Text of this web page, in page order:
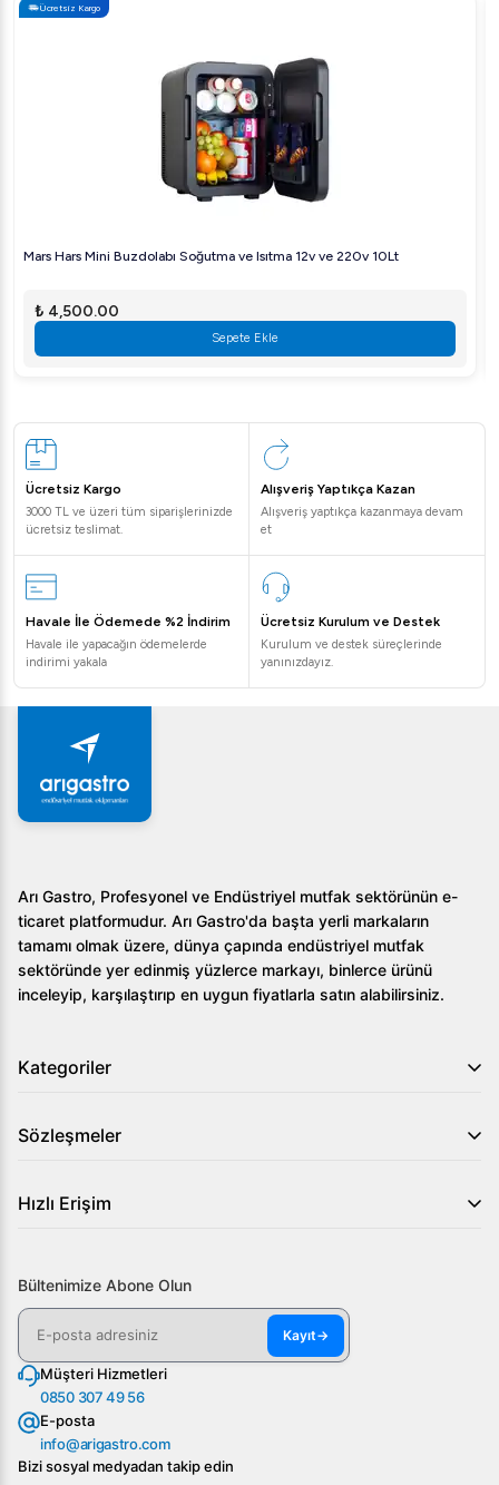
Ücretsiz Kargo
Mars Hars Mini Buzdolabı Soğutma ve Isıtma 12v ve 220v 10Lt
₺ 4,500.00
Sepete Ekle
Ücretsiz Kargo
3000 TL ve üzeri tüm siparişlerinizde
ücretsiz teslimat.
Alışveriş Yaptıkça Kazan
Alışveriş yaptıkça kazanmaya devam
et
Havale İle Ödemede %2 İndirim
Havale ile yapacağın ödemelerde
indirimi yakala
Ücretsiz Kurulum ve Destek
Kurulum ve destek süreçlerinde
yanınızdayız.
Arı Gastro, Profesyonel ve Endüstriyel mutfak sektörünün e-
ticaret platformudur. Arı Gastro'da başta yerli markaların
tamamı olmak üzere, dünya çapında endüstriyel mutfak
sektöründe yer edinmiş yüzlerce markayı, binlerce ürünü
inceleyip, karşılaştırıp en uygun fiyatlarla satın alabilirsiniz.
Kategoriler
Sözleşmeler
Hızlı Erişim
Bültenimize Abone Olun
Kayıt→
Müşteri Hizmetleri
0850 307 49 56
E-posta
info@arigastro.com
Bizi sosyal medyadan takip edin